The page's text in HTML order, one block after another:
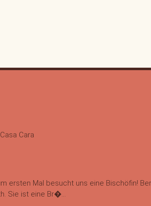
Cara
ersten Mal besucht uns eine Bischöfin!
Sie ist eine Br�...